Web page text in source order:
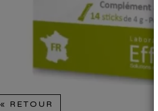
« RETOUR